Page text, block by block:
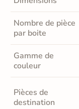
Nombre de pièce
par boite
Gamme de
couleur
Pièces de
destination